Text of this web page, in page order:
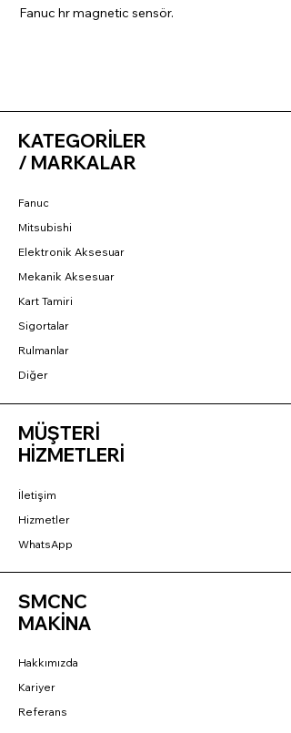
Fanuc hr magnetic sensör.
KATEGORİLER
/ MARKALAR
Fanuc
Mitsubishi
Elektronik Aksesuar
Mekanik Aksesuar
Kart Tamiri
Sigortalar
Rulmanlar
Diğer
MÜŞTERİ
HİZMETLERİ
İletişim
Hizmetler
WhatsApp
SMCNC
MAKİNA
Hakkımızda
Kariyer
Referans